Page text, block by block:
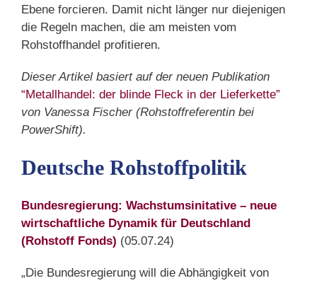
Ebene forcieren. Damit nicht länger nur diejenigen
die Regeln machen, die am meisten vom
Rohstoffhandel profitieren.
Dieser Artikel basiert auf der neuen Publikation
“Metallhandel: der blinde Fleck in der Lieferkette”
von Vanessa Fischer (Rohstoffreferentin bei
PowerShift).
Deutsche Rohstoffpolitik
Bundesregierung: Wachstumsinitative – neue
wirtschaftliche Dynamik für Deutschland
(Rohstoff Fonds) (05.07.24)
„Die Bundesregierung will die Abhängigkeit von